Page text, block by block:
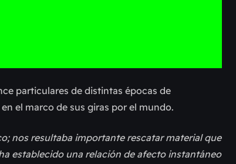
particulares de distintas épocas de
el marco de sus giras por el mundo.
nos resultaba importante rescatar material que
establecido una relación de afecto instantáneo